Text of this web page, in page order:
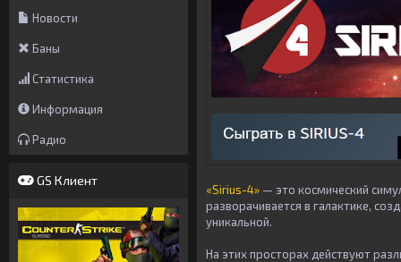
Новости
Баны
Статистика
Информация
Радио
GS Клиент
«Sirius-4» — это космический
разворачивается в галактике,
уникальной.
На этих просторах действуют